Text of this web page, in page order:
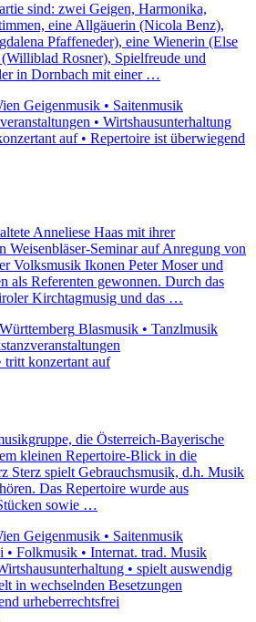
sind: zwei Geigen, Harmonika,
eine Allgäuerin (Nicola Benz),
Pfaffeneder), eine Wienerin (Else
Rosner), Spielfreude und
in Dornbach mit einer …
Geigenmusik • Saitenmusik
• Wirtshausunterhaltung
auf • Repertoire ist überwiegend
Anneliese Haas mit ihrer
Weisenbläser-Seminar auf Anregung von
Volksmusik Ikonen Peter Moser und
als Referenten gewonnen. Durch das
Kirchtagmusig und das …
Blasmusik • Tanzlmusik
tritt konzertant auf
die Österreich-Bayerische
kleinen Repertoire-Blick in die
Sterz spielt Gebrauchsmusik, d.h. Musik
Das Repertoire wurde aus
sowie …
Geigenmusik • Saitenmusik
• Folkmusik • Internat. trad. Musik
• spielt auswendig
in wechselnden Besetzungen
urheberrechtsfrei